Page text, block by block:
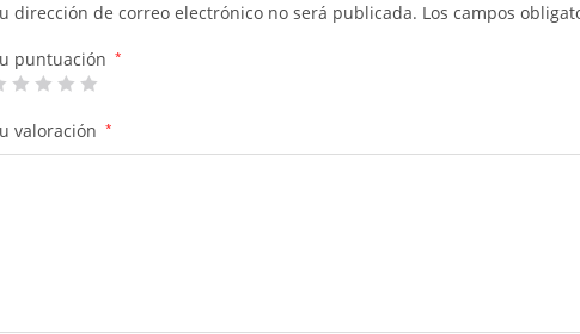
dirección de correo electrónico no será publicada. Los campos
puntuación *
valoración *